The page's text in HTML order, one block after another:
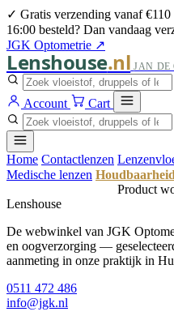
✓ Gratis verzending vanaf
16:00 besteld? Dan vandaag
JGK Optometrie ↗
Lenshouse.nl JAN DE
Account Cart
Home Contactlenzen
Medische lenzen
Product
Lenshouse
De webwinkel van JGK
en oogverzorging —
aanmeting in onze praktijk in
0511 472 486
info@jgk.nl